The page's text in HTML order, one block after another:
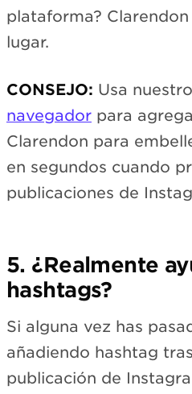
plataforma?
lugar.
CONSEJO: Usa nuestro
navegador para
Clarendon para
en segundos cuando
publicaciones de
5. ¿Realmente
hashtags?
Si alguna vez has
añadiendo hashtag
publicación de